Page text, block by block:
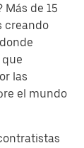
de 15
creando
las
el mundo